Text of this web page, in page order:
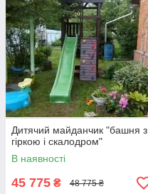
Дитячий майданчик "башня з
гіркою і скалодром"
В наявності
45 775 ₴ 48 775 ₴